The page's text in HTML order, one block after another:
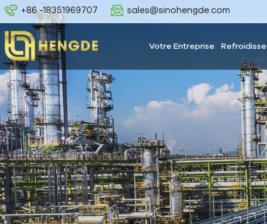
+86 -18351969707 sales@sinohengde.com
Votre Entreprise